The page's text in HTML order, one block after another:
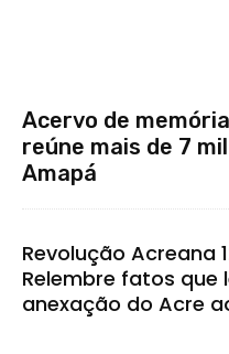
Acervo de
reúne mais de 7
Amapá
Revolução Acreana
Relembre fatos que
anexação do Acre